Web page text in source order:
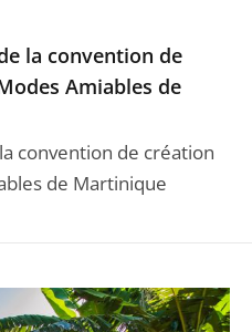
la convention de
Amiables de
convention de création
de Martinique